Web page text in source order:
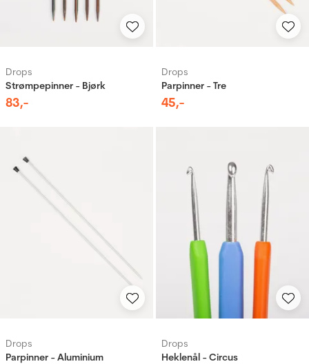
Drops
Strømpepinner - Bjørk
83,-
Drops
Parpinner - Tre
45,-
Drops
Parpinner - Aluminium
Drops
Heklenål - Circus